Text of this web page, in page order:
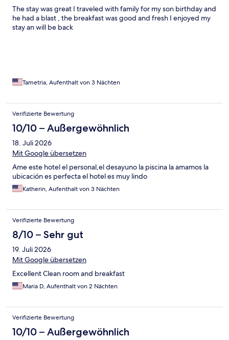
The stay was great I traveled with family for my son birthday and
he had a blast , the breakfast was good and fresh I enjoyed my
stay an will be back
Tametria, Aufenthalt von 3 Nächten
Verifizierte Bewertung
10/10 – Außergewöhnlich
18. Juli 2026
Mit Google übersetzen
Ame este hotel el personal,el desayuno la piscina la amamos la
ubicación es perfecta el hotel es muy lindo
Katherin, Aufenthalt von 3 Nächten
Verifizierte Bewertung
8/10 – Sehr gut
19. Juli 2026
Mit Google übersetzen
Excellent Clean room and breakfast
Maria D, Aufenthalt von 2 Nächten
Verifizierte Bewertung
10/10 – Außergewöhnlich